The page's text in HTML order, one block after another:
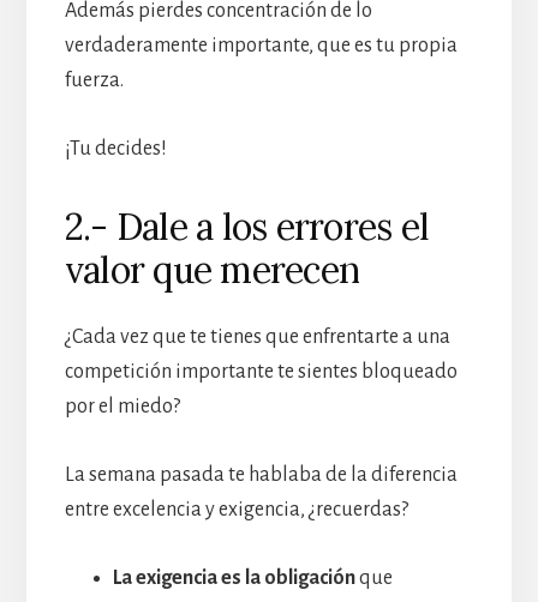
Además pierdes concentración de lo
verdaderamente importante, que es tu propia
fuerza.
¡Tu decides!
2.- Dale a los errores el
valor que merecen
¿Cada vez que te tienes que enfrentarte a una
competición importante te sientes bloqueado
por el miedo?
La semana pasada te hablaba de la diferencia
entre excelencia y exigencia, ¿recuerdas?
La exigencia es la obligaciónque